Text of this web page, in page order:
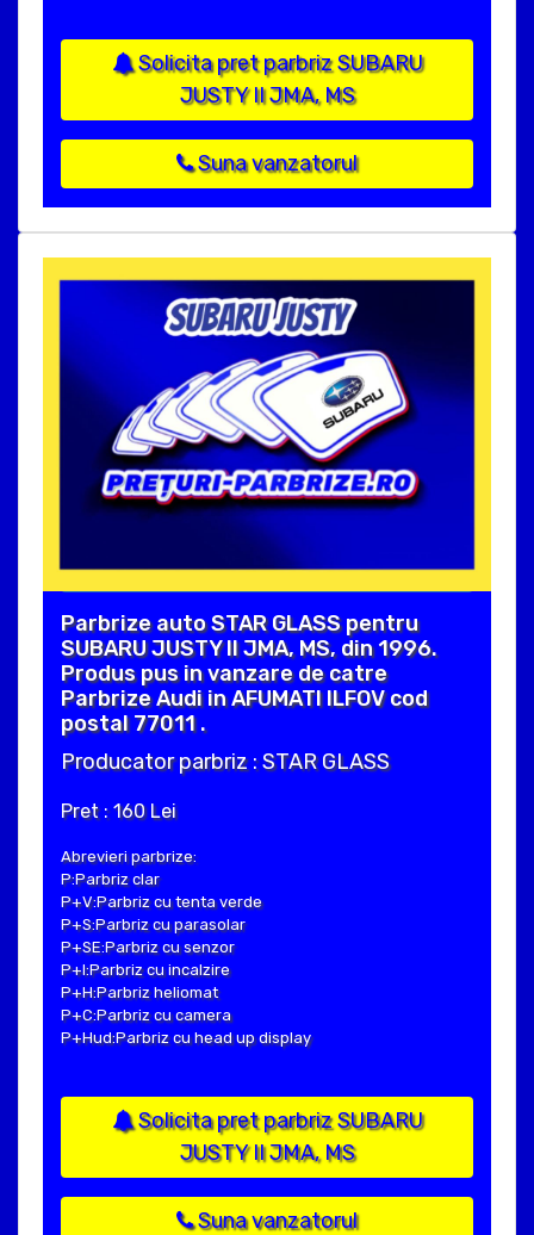
Solicita pret parbriz SUBARU
JUSTY II JMA, MS
Suna vanzatorul
Parbrize auto STAR GLASS pentru
SUBARU JUSTY II JMA, MS, din 1996.
Produs pus in vanzare de catre
Parbrize Audi in AFUMATI ILFOV cod
postal 77011 .
Producator parbriz : STAR GLASS
Pret : 160 Lei
Abrevieri parbrize:
P:Parbriz clar
P+V:Parbriz cu tenta verde
P+S:Parbriz cu parasolar
P+SE:Parbriz cu senzor
P+I:Parbriz cu incalzire
P+H:Parbriz heliomat
P+C:Parbriz cu camera
P+Hud:Parbriz cu head up display
Solicita pret parbriz SUBARU
JUSTY II JMA, MS
Suna vanzatorul